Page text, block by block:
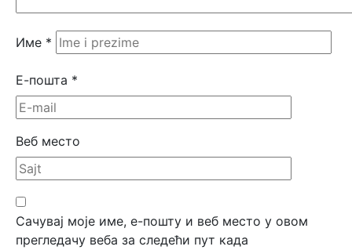
Име *
Е-пошта *
Веб место
Сачувај моје име, е-пошту и веб место у овом
прегледачу веба за следећи пут када